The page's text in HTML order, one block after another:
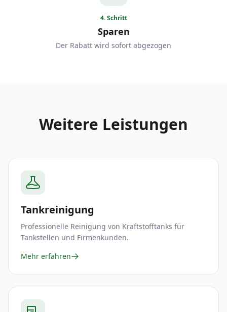
4.Schritt
Sparen
Der Rabatt wird sofort abgezogen
Weitere Leistungen
Tankreinigung
Professionelle Reinigung von Kraftstofftanks für
Tankstellen und Firmenkunden.
Mehr erfahren